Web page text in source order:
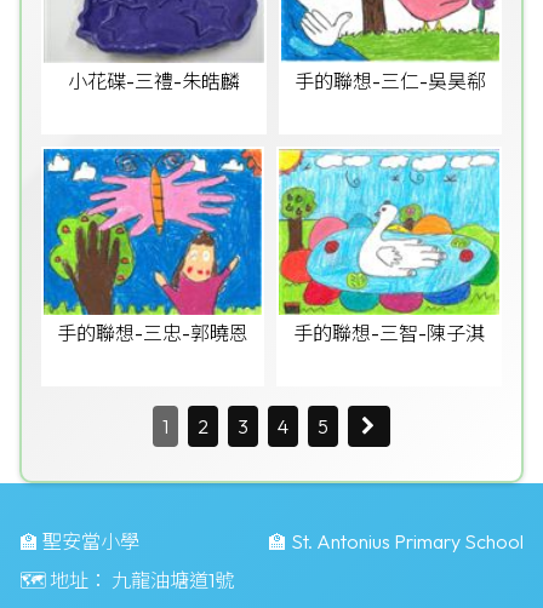
小花碟-三禮-朱皓麟 手的聯想-三仁-吳昊郗
手的聯想-三忠-郭曉恩 手的聯想-三智-陳子淇
1 2 3 4 5
🏫 聖安當小學
🏫 St. Antonius Primary School
🗺️ 地址： 九龍油塘道1號